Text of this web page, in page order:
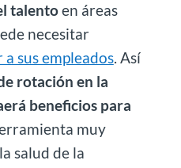
talentoen áreas
necesitar
sus empleados. Así
rotación en la
beneficios para
muy
salud de la